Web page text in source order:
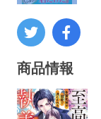
商品情報
イベント
フェア